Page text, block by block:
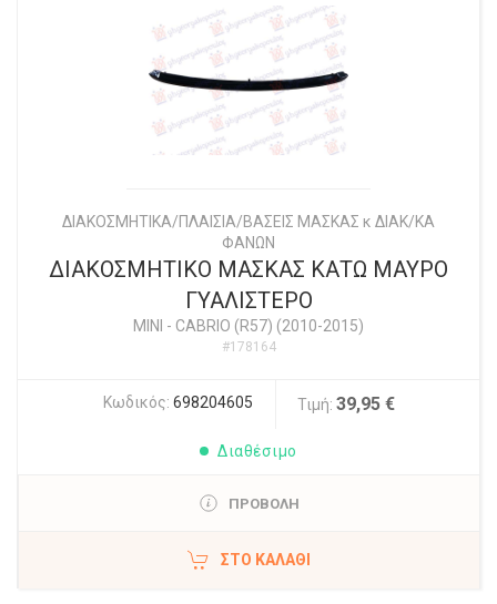
ΔΙΑΚΟΣΜΗΤΙΚΑ/ΠΛΑΙΣΙΑ/ΒΑΣΕΙΣ ΜΑΣΚΑΣ κ ΔΙΑΚ/ΚΑ
ΦΑΝΩΝ
ΔΙΑΚΟΣΜΗΤΙΚΟ ΜΑΣΚΑΣ ΚΑΤΩ ΜΑΥΡΟ
ΓΥΑΛΙΣΤΕΡΟ
MINI - CABRIO (R57) (2010-2015)
#178164
Κωδικός: 698204605 Τιμή: 39,95 €
Διαθέσιμο
ΠΡΟΒΟΛΗ
ΣΤΟ ΚΑΛΆΘΙ